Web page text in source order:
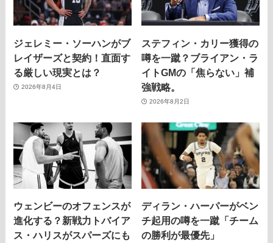
ジェレミー・ソーハンがブ
レイザーズと契約！直面す
る厳しい現実とは？
2026年8月4日
ステフィン・カリー獲得の
噂を一蹴？ブライアン・ラ
イトGMの「焦らない」補
強戦略。
2026年8月2日
ウェンビーのオフェンスが
進化する？新戦力トバイア
ス・ハリスがスパーズにも
ディラン・ハーパーがベン
チ起用の噂を一蹴「チーム
の勝利が最優先」